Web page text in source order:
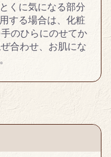
くに気になる部分
する場合は、化粧
のひらにのせてか
合わせ、お肌にな